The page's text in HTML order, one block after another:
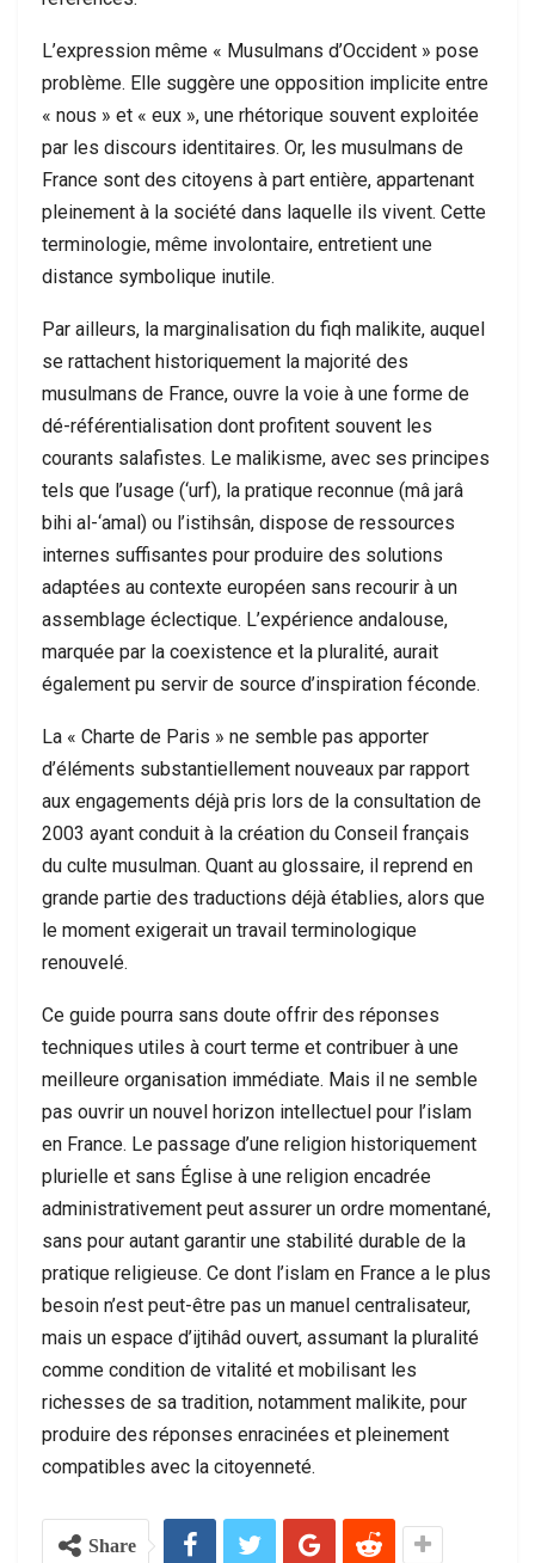
L’expression même « Musulmans d’Occident » pose
problème. Elle suggère une opposition implicite entre
« nous » et « eux », une rhétorique souvent exploitée
par les discours identitaires. Or, les musulmans de
France sont des citoyens à part entière, appartenant
pleinement à la société dans laquelle ils vivent. Cette
terminologie, même involontaire, entretient une
distance symbolique inutile.
Par ailleurs, la marginalisation du fiqh malikite, auquel
se rattachent historiquement la majorité des
musulmans de France, ouvre la voie à une forme de
dé-référentialisation dont profitent souvent les
courants salafistes. Le malikisme, avec ses principes
tels que l’usage (‘urf), la pratique reconnue (mâ jarâ
bihi al-‘amal) ou l’istihsân, dispose de ressources
internes suffisantes pour produire des solutions
adaptées au contexte européen sans recourir à un
assemblage éclectique. L’expérience andalouse,
marquée par la coexistence et la pluralité, aurait
également pu servir de source d’inspiration féconde.
La « Charte de Paris » ne semble pas apporter
d’éléments substantiellement nouveaux par rapport
aux engagements déjà pris lors de la consultation de
2003 ayant conduit à la création du Conseil français
du culte musulman. Quant au glossaire, il reprend en
grande partie des traductions déjà établies, alors que
le moment exigerait un travail terminologique
renouvelé.
Ce guide pourra sans doute offrir des réponses
techniques utiles à court terme et contribuer à une
meilleure organisation immédiate. Mais il ne semble
pas ouvrir un nouvel horizon intellectuel pour l’islam
en France. Le passage d’une religion historiquement
plurielle et sans Église à une religion encadrée
administrativement peut assurer un ordre momentané,
sans pour autant garantir une stabilité durable de la
pratique religieuse. Ce dont l’islam en France a le plus
besoin n’est peut-être pas un manuel centralisateur,
mais un espace d’ijtihâd ouvert, assumant la pluralité
comme condition de vitalité et mobilisant les
richesses de sa tradition, notamment malikite, pour
produire des réponses enracinées et pleinement
compatibles avec la citoyenneté.
Share